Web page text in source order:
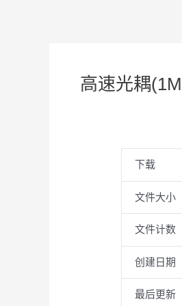
高速光耦
下载
文件大小
文件计数
创建日期
最后更新